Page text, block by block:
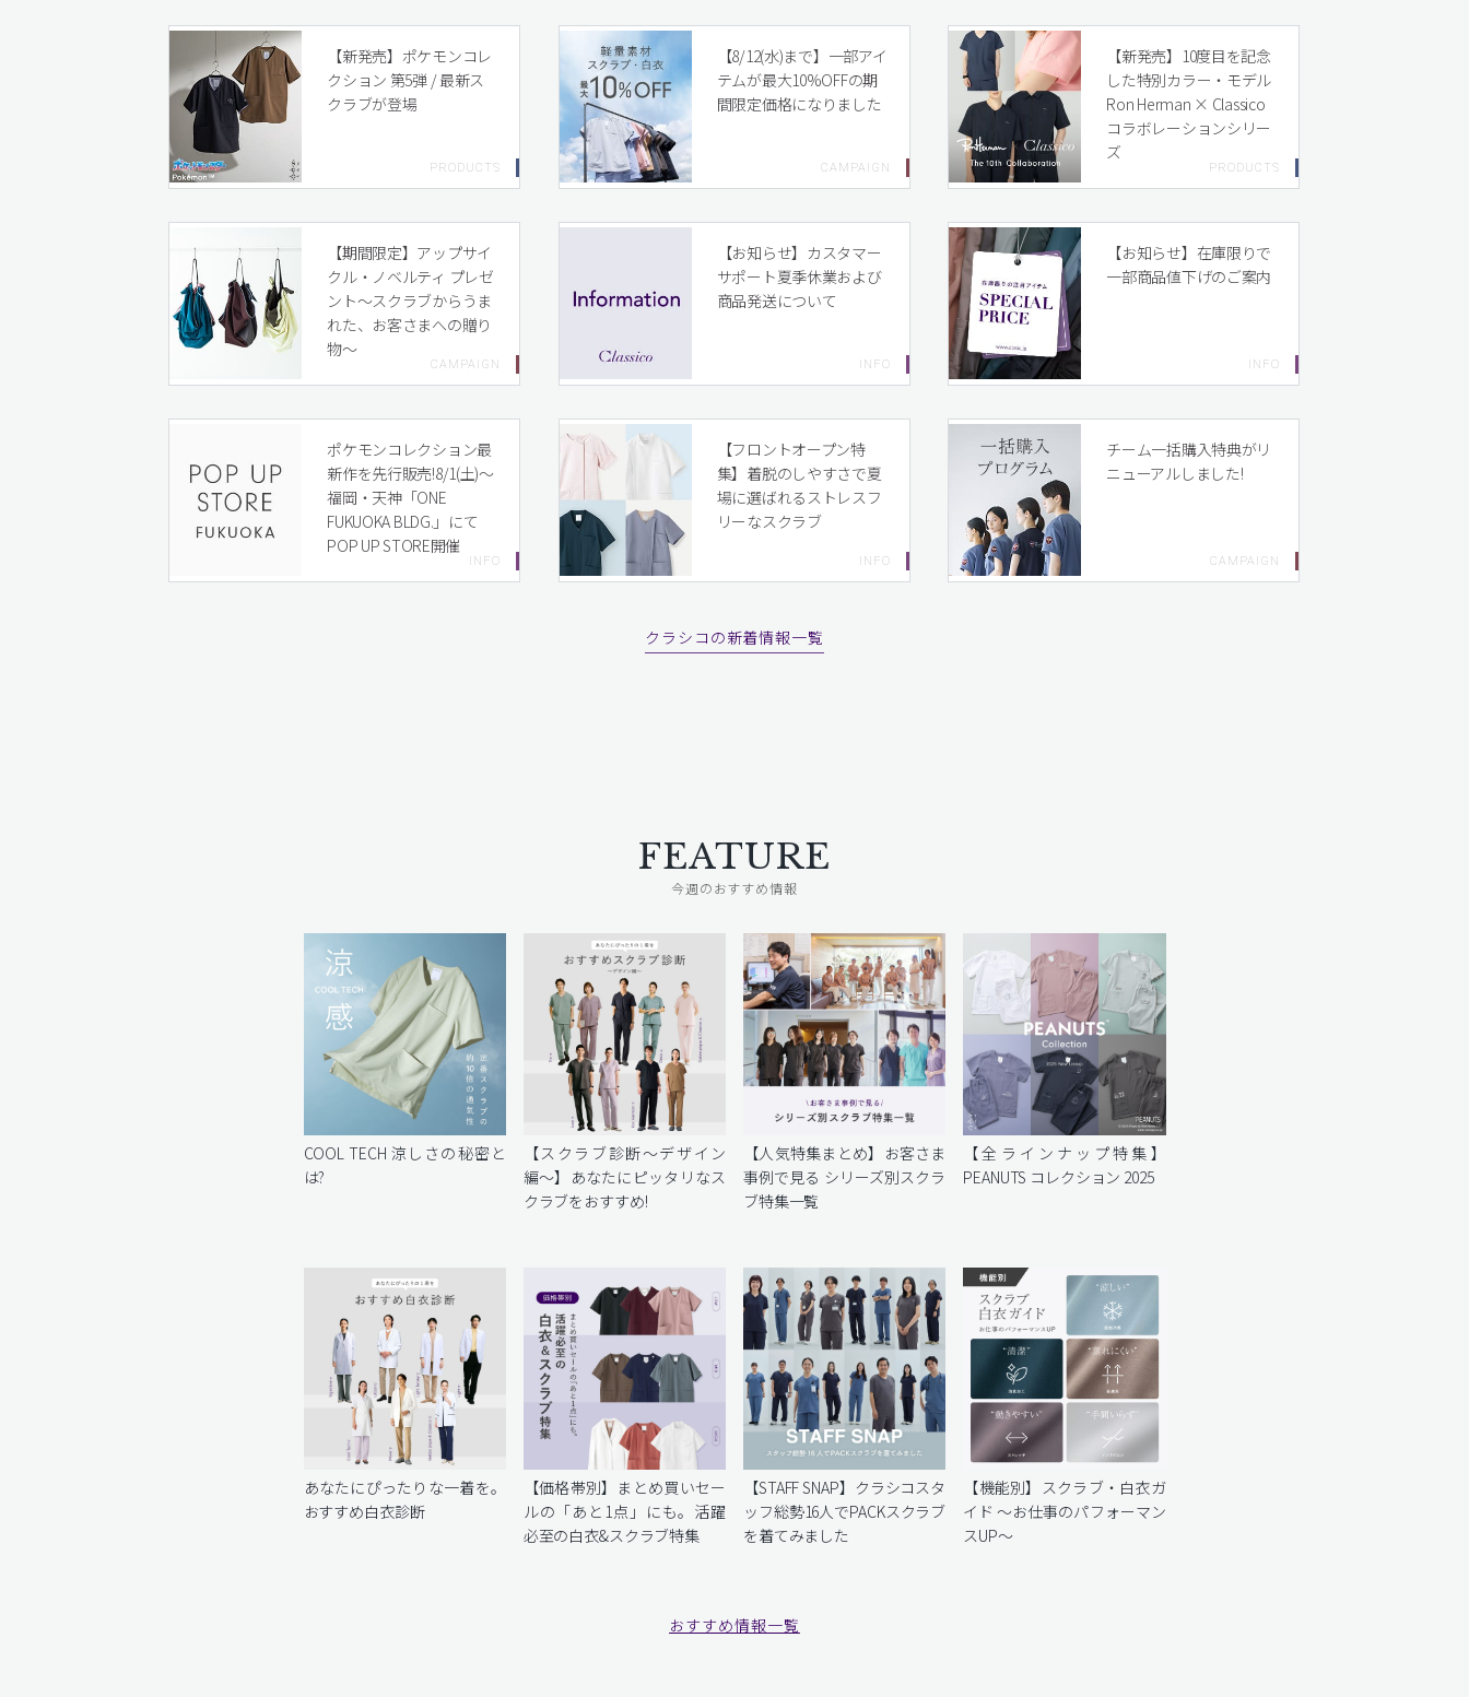
【新発売】ポケモンコレ
クション 第5弾 / 最新ス
クラブが登場
【8/12(水)まで】一部アイ
テムが最大10%OFFの期
間限定価格になりました
【新発売】10度目を記念
した特別カラー・モデル
Ron Herman × Classico
コラボレーションシリー
ズ
【期間限定】アップサイ
クル・ノベルティ プレゼ
ント〜スクラブからうま
れた、お客さまへの贈り
物〜
【お知らせ】カスタマー
サポート夏季休業および
商品発送について
【お知らせ】在庫限りで
一部商品値下げのご案内
ポケモンコレクション最
新作を先行販売!8/1(土)〜
福岡・天神「ONE
FUKUOKA BLDG.」にて
POP UP STORE開催
【フロントオープン特
集】着脱のしやすさで夏
場に選ばれるストレスフ
リーなスクラブ
チーム一括購入特典がリ
ニューアルしました!
クラシコの新着情報一覧
FEATURE
今週のおすすめ情報
COOL TECH 涼しさの秘密と
は?
【スクラブ診断〜デザイン
編〜】あなたにピッタリなス
クラブをおすすめ!
【人気特集まとめ】お客さま
事例で見る シリーズ別スクラ
ブ特集一覧
【全ラインナップ特集】
PEANUTS コレクション 2025
あなたにぴったりな一着を。
おすすめ白衣診断
【価格帯別】まとめ買いセー
ルの「あと1点」にも。活躍
必至の白衣&スクラブ特集
【STAFF SNAP】クラシコスタ
ッフ総勢16人でPACKスクラブ
を着てみました
【機能別】スクラブ・白衣ガ
イド 〜お仕事のパフォーマン
スUP〜
おすすめ情報一覧